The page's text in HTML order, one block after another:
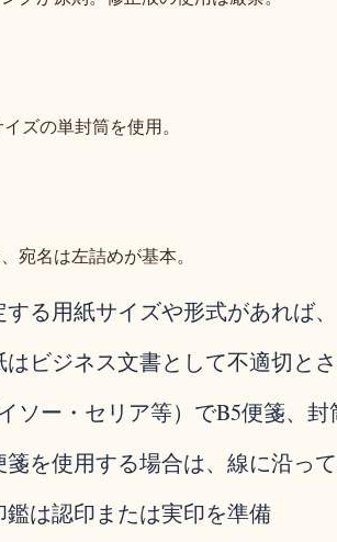
ズの単封筒を使用。
宛名は左詰めが基本。
する用紙サイズや形式があれば
はビジネス文書として不適切と
ソー・セリア等）でB5便箋、
箋を使用する場合は、線に沿っ
鑑は認印または実印を準備